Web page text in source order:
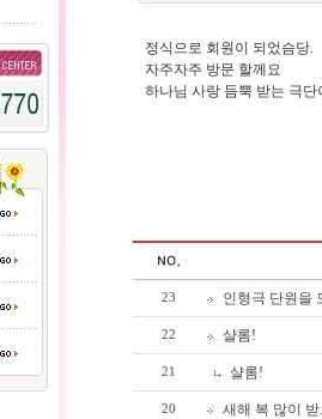
정식으로 회원이 되었슴당.
자주자주 방문 할께요
하나님 사랑 듬뿍 받는 극단
23 인형극 단원을
22 샬롬!
21 샬롬!
20 새해 복 많이